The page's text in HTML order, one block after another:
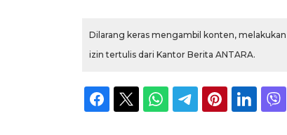
Dilarang keras mengambil konten,
izin tertulis dari Kantor Berita ANTARA.